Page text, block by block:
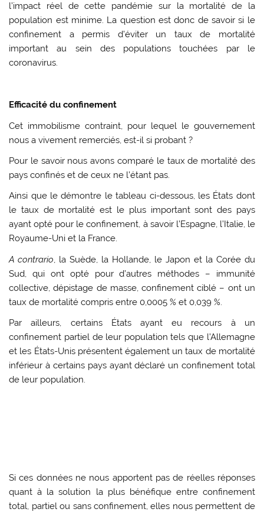
l’impact réel de cette pandémie sur la mortalité de la
population est minime. La question est donc de savoir si le
confinement a permis d’éviter un taux de mortalité
important au sein des populations touchées par le
coronavirus.
Efficacité du confinement
Cet immobilisme contraint, pour lequel le gouvernement
nous a vivement remerciés, est-il si probant ?
Pour le savoir nous avons comparé le taux de mortalité des
pays confinés et de ceux ne l’étant pas.
Ainsi que le démontre le tableau ci-dessous, les États dont
le taux de mortalité est le plus important sont des pays
ayant opté pour le confinement, à savoir l’Espagne, l’Italie, le
Royaume-Uni et la France.
A contrario, la Suède, la Hollande, le Japon et la Corée du
Sud, qui ont opté pour d’autres méthodes – immunité
collective, dépistage de masse, confinement ciblé – ont un
taux de mortalité compris entre 0,0005 % et 0,039 %.
Par ailleurs, certains États ayant eu recours à un
confinement partiel de leur population tels que l’Allemagne
et les États-Unis présentent également un taux de mortalité
inférieur à certains pays ayant déclaré un confinement total
de leur population.
Si ces données ne nous apportent pas de réelles réponses
quant à la solution la plus bénéfique entre confinement
total, partiel ou sans confinement, elles nous permettent de